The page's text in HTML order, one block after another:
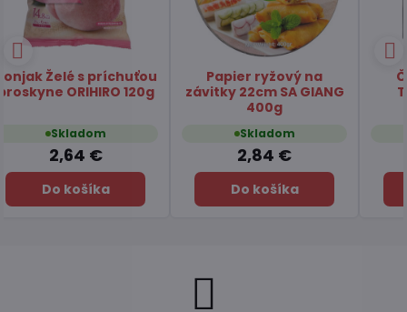
Čaj Matcha Yuzu
TSUBOICHI 5x10g
Skladom
7,45 €
Do košíka
Čaj zelený pražený
Hojicha latte TSUBOICHI
100g
Skladom
6,49 €
Do košíka